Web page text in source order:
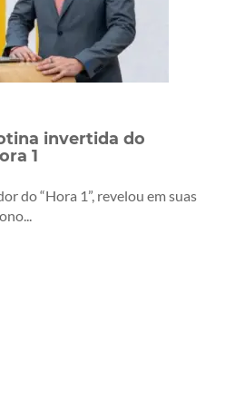
invertida do
1
do “Hora 1”, revelou em suas